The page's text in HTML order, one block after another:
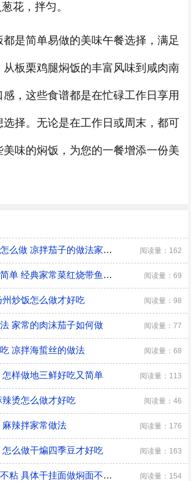
花，拌匀。
是简单易做的美味午餐选择，满足
板栗鸡腿焖饭的丰富风味到咸肉南
感，这些食谱都是在忙碌工作日享用
选择。无论是在工作日或周末，都可
美味的焖饭，为您的一餐增添一份美
最简单的凉拌茄子怎么做 凉拌茄子的做法家常窍门 阅读量：162
带鱼怎么做好吃又简单 经典家常菜红烧带鱼的做法 阅读量：69
炒饭怎么做才好吃 阅读量：98
家常的肉沫茄子如何做 阅读量：77
凉拌海蜇丝的做法 阅读量：68
样做地三鲜好吃又简单 阅读量：113
烫怎么做才好吃 阅读量：46
辣拌家常做法 阅读量：176
么做干煸四季豆才好吃 阅读量：163
干挂面怎么做焖面不粘 具体干挂面做焖面不粘的方法 阅读量：154